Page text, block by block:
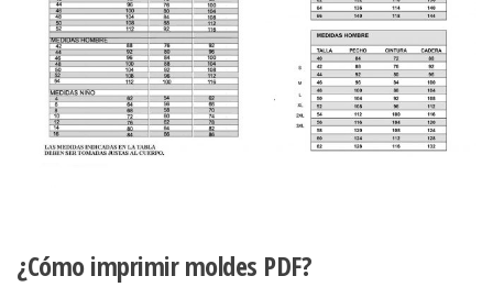
¿Cómo imprimir moldes PDF?